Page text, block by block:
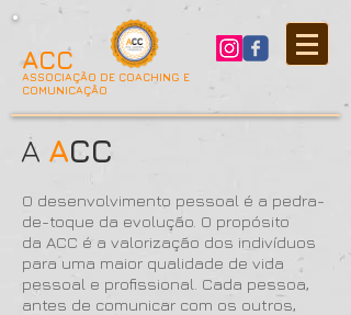
ACC
ASSOCIAÇÃO DE COACHING E
COMUNICAÇÃO
A ACC
O desenvolvimento pessoal é a pedra-
de-toque da evolução. O propósito
da ACC é a valorização dos indivíduos
para uma maior qualidade de vida
pessoal e profissional. Cada pessoa,
antes de comunicar com os outros,